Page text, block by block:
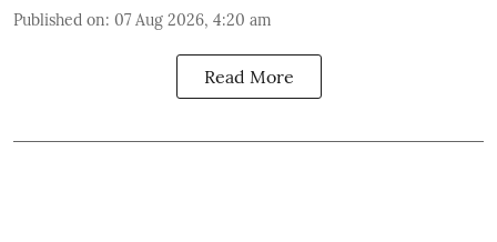
Published on: 07 Aug 2026, 4:20 am
Read More